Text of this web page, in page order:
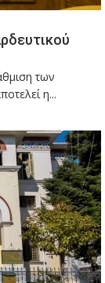
των
η...